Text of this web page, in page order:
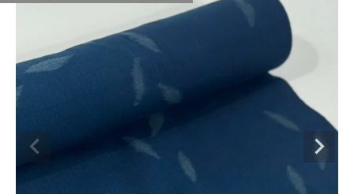
羽織
季節から探す
通年 冬
着物 襦袢
ログイン perm_identity 会員登録
ようこそ ゲスト 様